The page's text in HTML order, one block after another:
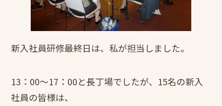
新入社員研修最終日は、私が担当しました。
13：00～17：00と長丁場でしたが、15名の新入
社員の皆様は、